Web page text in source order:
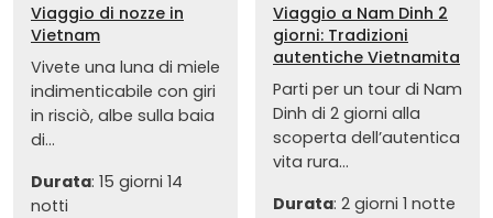
Viaggio di nozze in
Vietnam
Vivete una luna di miele
indimenticabile con giri
in risciò, albe sulla baia
di...
Durata: 15 giorni 14
notti
Viaggio a Nam Dinh 2
giorni: Tradizioni
autentiche Vietnamita
Parti per un tour di Nam
Dinh di 2 giorni alla
scoperta dell’autentica
vita rura...
Durata: 2 giorni 1 notte